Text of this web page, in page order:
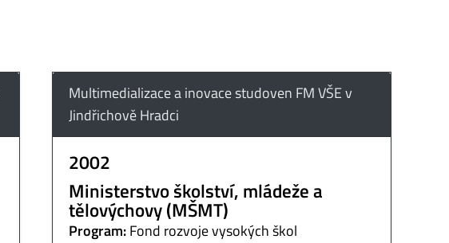
Multimedializace a inovace studoven FM VŠE v
Jindřichově Hradci
2002
Ministerstvo školství, mládeže a
tělovýchovy (MŠMT)
Program:Fond rozvoje vysokých škol